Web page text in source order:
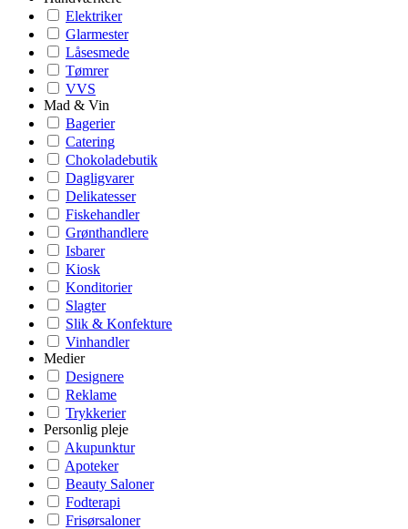
Elektriker
Glarmester
Låsesmede
Tømrer
VVS
Mad & Vin
Bagerier
Catering
Chokoladebutik
Dagligvarer
Delikatesser
Fiskehandler
Grønthandlere
Isbarer
Kiosk
Konditorier
Slagter
Slik & Konfekture
Vinhandler
Medier
Designere
Reklame
Trykkerier
Personlig pleje
Akupunktur
Apoteker
Beauty Saloner
Fodterapi
Frisørsaloner